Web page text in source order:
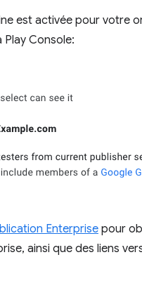
est activée pour votre
Console:
Enterprise pour
ainsi que des liens